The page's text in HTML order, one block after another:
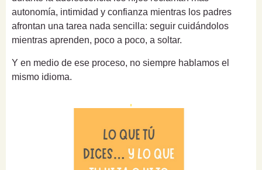
autonomía, intimidad y confianza mientras los padres
afrontan una tarea nada sencilla: seguir cuidándolos
mientras aprenden, poco a poco, a soltar.
Y en medio de ese proceso, no siempre hablamos el
mismo idioma.